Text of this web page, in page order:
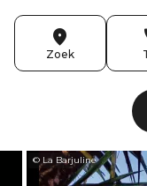
Zoek
© La Barjuline